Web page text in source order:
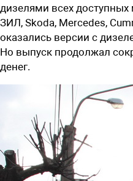
дизелями всех
ЗИЛ, Skoda, Mercedes,
оказались версии с
Но выпуск продолжал
денег.